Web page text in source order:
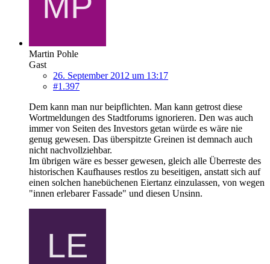
Martin Pohle
Gast
26. September 2012 um 13:17
#1.397
Dem kann man nur beipflichten. Man kann getrost diese
Wortmeldungen des Stadtforums ignorieren. Den was auch
immer von Seiten des Investors getan würde es wäre nie
genug gewesen. Das überspitzte Greinen ist demnach auch
nicht nachvollziehbar.
Im übrigen wäre es besser gewesen, gleich alle Überreste des
historischen Kaufhauses restlos zu beseitigen, anstatt sich auf
einen solchen hanebüchenen Eiertanz einzulassen, von wegen
"innen erlebarer Fassade" und diesen Unsinn.